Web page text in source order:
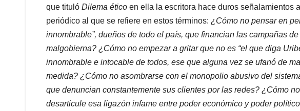
p
p
o
k
I
n
s
que tituló Dilema ético en ella la escritora hace duros señalamientos
periódico al que se refiere en estos términos: ¿Cómo no pensar en
innombrable”, dueños de todo el país, que financian las campañas
malgobierna? ¿Cómo no empezar a gritar que no es “el que diga
innombrable e intocable de todos, ese que alguna vez se ufanó de
medida? ¿Cómo no asombrarse con el monopolio abusivo del
que denuncian constantemente sus clientes por las redes? ¿Cómo
desarticule esa ligazón infame entre poder económico y poder